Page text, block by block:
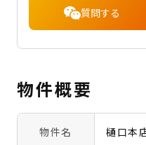
質問する
物件概要
物件名 樋口本